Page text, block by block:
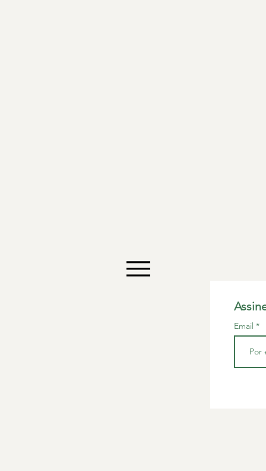
Email